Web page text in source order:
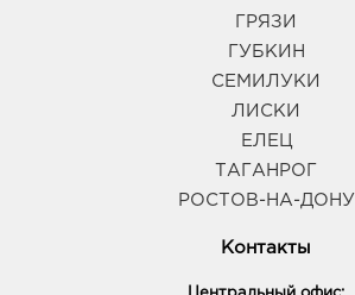
ГРЯЗИ
ГУБКИН
СЕМИЛУКИ
ЛИСКИ
ЕЛЕЦ
ТАГАНРОГ
РОСТОВ-НА-ДОНУ
Контакты